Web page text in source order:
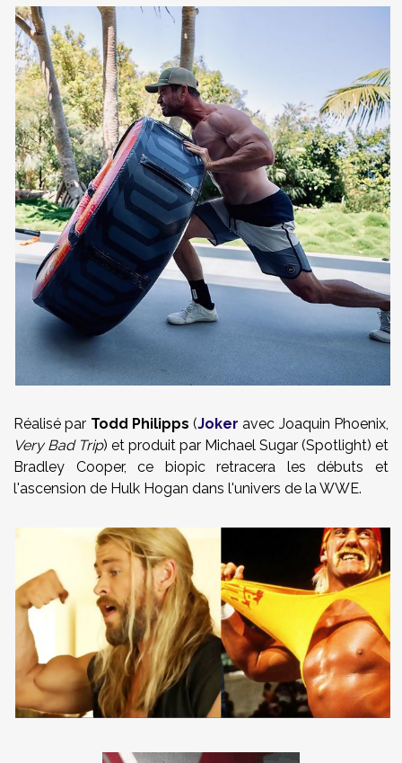
Réalisé par Todd Philipps (Joker avec Joaquin Phoenix,
Very Bad Trip) et produit par Michael Sugar (Spotlight) et
Bradley Cooper, ce biopic retracera les débuts et
l'ascension de Hulk Hogan dans l'univers de la WWE.